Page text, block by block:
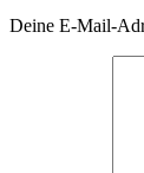
Deine E-Mail-